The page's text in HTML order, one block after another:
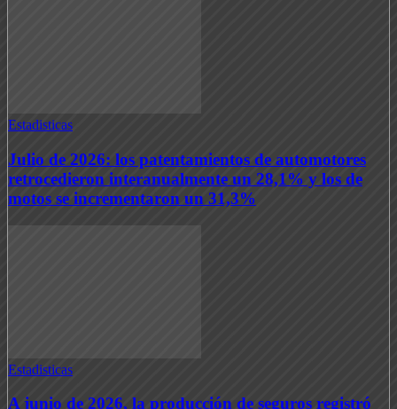
Estadisticas
Julio de 2026: los patentamientos de automotores
retrocedieron interanualmente un 28,1% y los de
motos se incrementaron un 31,3%
Estadisticas
A junio de 2026, la producción de seguros registró